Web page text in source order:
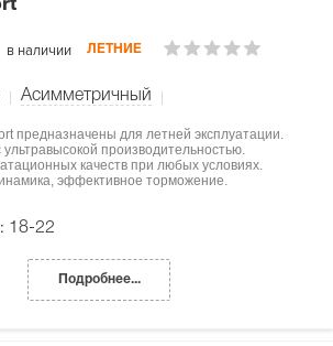
в наличии ЛЕТНИЕ
Асимметричный
предназначены для летней эксплуатации.
производительностью.
качеств при любых условиях.
эффективное торможение.
18-22
Подробнее...